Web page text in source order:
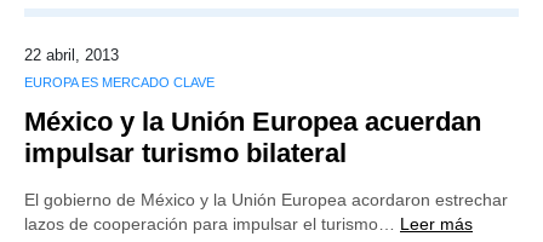
22 abril, 2013
EUROPA ES MERCADO CLAVE
México y la Unión Europea acuerdan
impulsar turismo bilateral
El gobierno de México y la Unión Europea acordaron estrechar
lazos de cooperación para impulsar el turismo… Leer más